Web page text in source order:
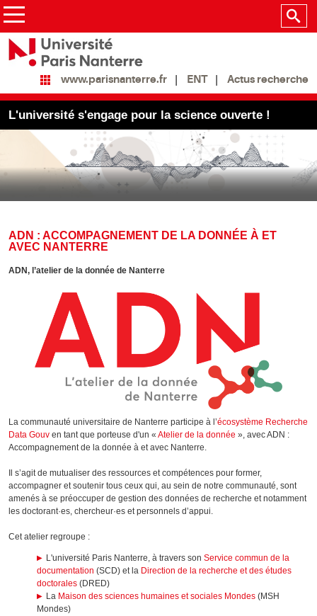
www.parisnanterre.fr ENT Actus recherche
L'université s'engage pour la science ouverte !
ADN : ACCOMPAGNEMENT DE LA DONNÉE À ET
AVEC NANTERRE
ADN, l’atelier de la donnée de Nanterre
La communauté universitaire de Nanterre participe à l’écosystème Recherche
Data Gouv en tant que porteuse d'un « Atelier de la donnée », avec ADN :
Accompagnement de la donnée à et avec Nanterre.
Il s’agit de mutualiser des ressources et compétences pour former,
accompagner et soutenir tous ceux qui, au sein de notre communauté, sont
amenés à se préoccuper de gestion des données de recherche et notamment
les doctorant·es, chercheur·es et personnels d’appui.
Cet atelier regroupe :
L'université Paris Nanterre, à travers son Service commun de la
documentation (SCD) et la Direction de la recherche et des études
doctorales (DRED)
La Maison des sciences humaines et sociales Mondes(MSH
Mondes)